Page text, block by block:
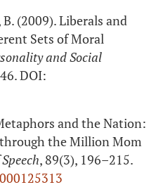
B. (2009). Liberals and
Sets of Moral
and Social
DOI:
and the Nation:
the Million Mom
, 89(3), 196–215.